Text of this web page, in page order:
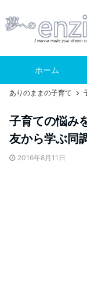
ホーム
ありのままの子育て
子育ての悩み
友から学ぶ同
2016年8月11日